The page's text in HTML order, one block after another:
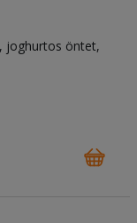
joghurtos öntet